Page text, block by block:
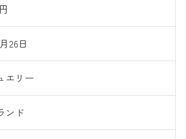
26日
エリー
ンド